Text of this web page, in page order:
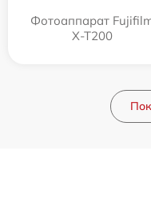
Фотоаппарат
X-T200